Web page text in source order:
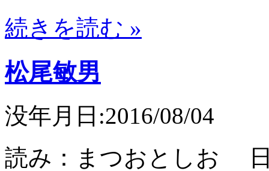
続きを読む »
松尾敏男
没年月日:2016/08/04
読み：まつおとしお 日